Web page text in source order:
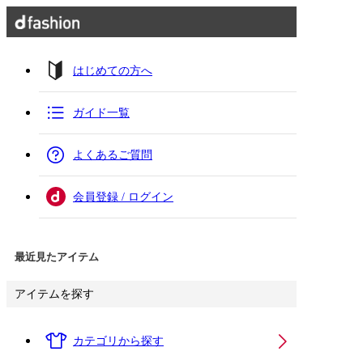
はじめての方へ
ガイド一覧
よくあるご質問
会員登録 / ログイン
最近見たアイテム
アイテムを探す
カテゴリから探す